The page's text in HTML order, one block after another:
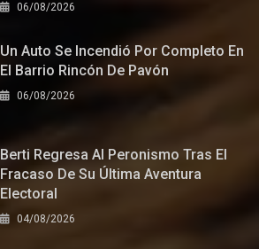
06/08/2026
Un Auto Se Incendió Por Completo En
El Barrio Rincón De Pavón
06/08/2026
Berti Regresa Al Peronismo Tras El
Fracaso De Su Última Aventura
Electoral
04/08/2026